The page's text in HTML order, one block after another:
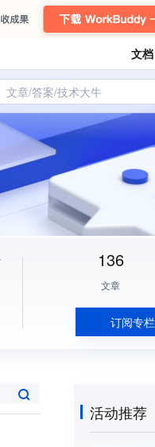
文档
文章/答案/技术大牛
136
文章
订阅专栏
活动推荐